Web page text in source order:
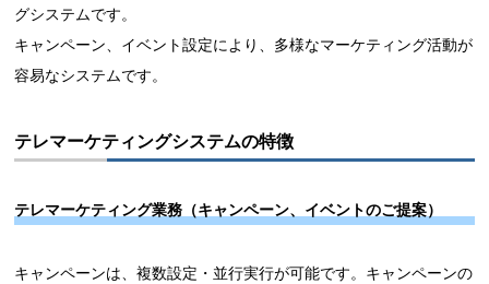
グシステムです。
キャンペーン、イベント設定により、多様なマーケティング活動が
容易なシステムです。
テレマーケティングシステムの特徴
テレマーケティング業務（キャンペーン、イベントのご提案）
キャンペーンは、複数設定・並行実行が可能です。キャンペーンの